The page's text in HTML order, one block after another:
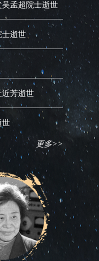
孟超院士逝世
士逝世
近芳逝世
世
更多>>